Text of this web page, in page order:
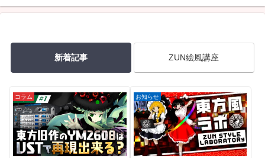
新着記事 ZUN絵風講座
コラム お知らせ